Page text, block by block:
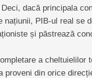
dacă principala
națiunii, PIB-ul real se
și păstrează
a cheltuielilor
proveni din orice